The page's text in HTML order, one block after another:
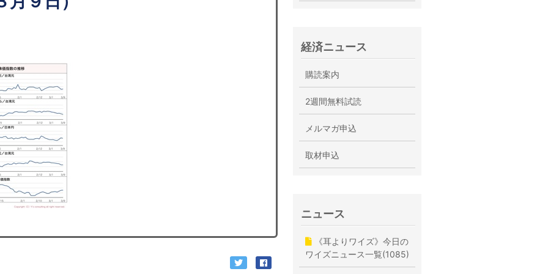
経済ニュース
購読案内
2週間無料試読
メルマガ申込
取材申込
ニュース
《耳よりワイズ》今日の
ワイズニュース一覧(1085)